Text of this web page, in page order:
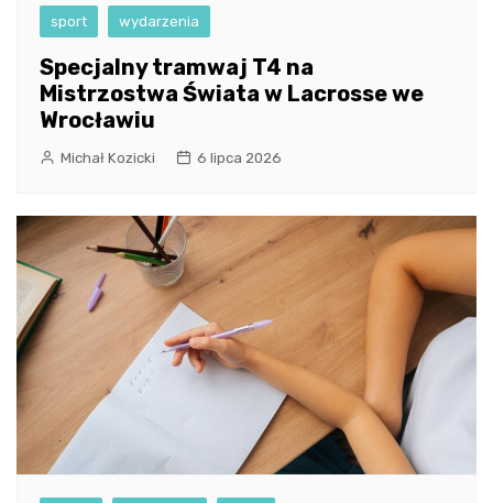
sport wydarzenia
Specjalny tramwaj T4 na
Mistrzostwa Świata w Lacrosse we
Wrocławiu
Michał Kozicki 6 lipca 2026